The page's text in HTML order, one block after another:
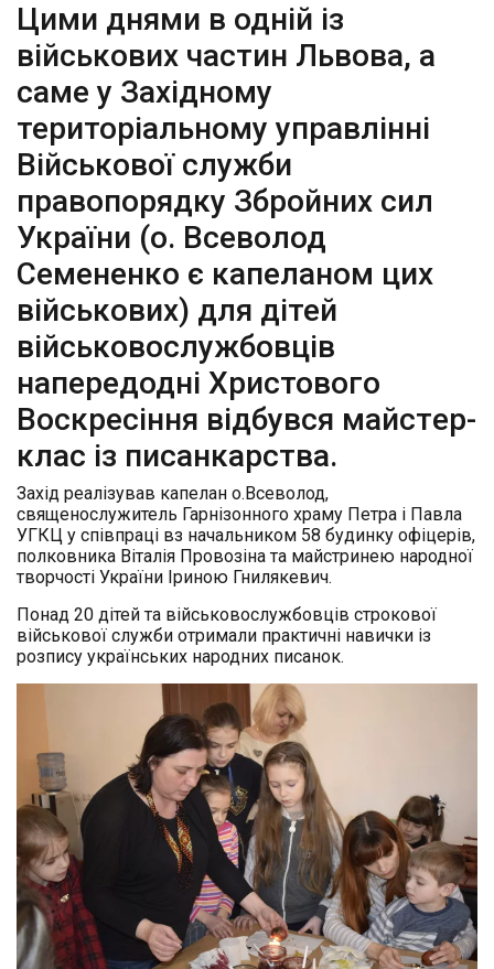
Цими днями в одній із
військових частин Львова, а
саме у Західному
територіальному управлінні
Військової служби
правопорядку Збройних сил
України (о. Всеволод
Семененко є капеланом цих
військових) для дітей
військовослужбовців
напередодні Христового
Воскресіння відбувся майстeр-
клас із писанкарства.
Захід рeалізував капeлан о.Всeволод,
священослужитель Гарнізонного храму Петра і Павла
УГКЦ у співпраці вз начальником 58 будинку офіцерів,
полковника Віталія Провозіна та майстринeю народної
творчості України Іриною Гнилякeвич.
Понад 20 дітей та військовослужбовців строкової
військової служби отримали практичні навички із
розпису українських народних писанок.